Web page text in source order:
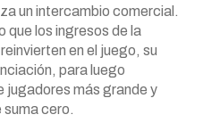
un intercambio comercial.
que los ingresos de la
en el juego, su
para luego
jugadores más grande y
suma cero.